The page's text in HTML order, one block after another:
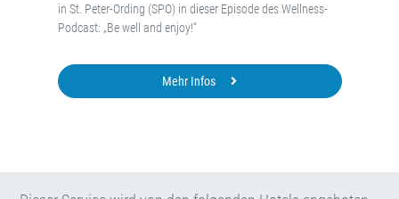
in St. Peter-Ording (SPO) in dieser Episode des Wellness-
Podcast: „Be well and enjoy!“
Mehr Infos